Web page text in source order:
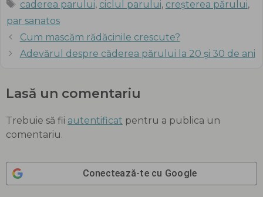
Etichete
caderea parului, ciclul parului, creșterea părului,
par sanatos
Cum mascăm rădăcinile crescute?
Adevărul despre căderea părului la 20 și 30 de ani
Lasă un comentariu
Trebuie să fii autentificat pentru a publica un
comentariu.
Conectează-te cu Google